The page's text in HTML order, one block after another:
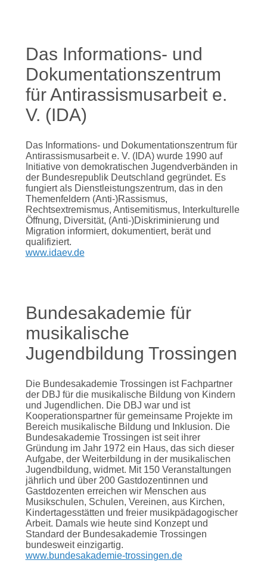
Das Informations- und
Dokumentationszentrum
für Antirassismusarbeit e.
V. (IDA)
Das Informations- und Dokumentationszentrum für
Antirassismusarbeit e. V. (IDA) wurde 1990 auf
Initiative von demokratischen Jugendverbänden in
der Bundesrepublik Deutschland gegründet. Es
fungiert als Dienstleistungszentrum, das in den
Themenfeldern (Anti-)Rassismus,
Rechtsextremismus, Antisemitismus, Interkulturelle
Öffnung, Diversität, (Anti-)Diskriminierung und
Migration informiert, dokumentiert, berät und
qualifiziert.
www.idaev.de
Bundesakademie für
musikalische
Jugendbildung Trossingen
Die Bundesakademie Trossingen ist Fachpartner
der DBJ für die musikalische Bildung von Kindern
und Jugendlichen. Die DBJ war und ist
Kooperationspartner für gemeinsame Projekte im
Bereich musikalische Bildung und Inklusion. Die
Bundesakademie Trossingen ist seit ihrer
Gründung im Jahr 1972 ein Haus, das sich dieser
Aufgabe, der Weiterbildung in der musikalischen
Jugendbildung, widmet. Mit 150 Veranstaltungen
jährlich und über 200 Gastdozentinnen und
Gastdozenten erreichen wir Menschen aus
Musikschulen, Schulen, Vereinen, aus Kirchen,
Kindertagesstätten und freier musikpädagogischer
Arbeit. Damals wie heute sind Konzept und
Standard der Bundesakademie Trossingen
bundesweit einzigartig.
www.bundesakademie-trossingen.de